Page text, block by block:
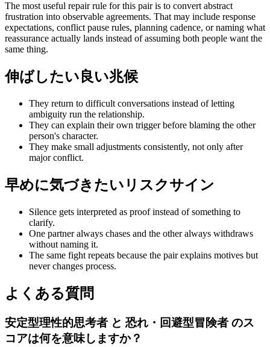
The most useful repair rule for this pair is to convert abstract
frustration into observable agreements. That may include response
expectations, conflict pause rules, planning cadence, or naming what
reassurance actually lands instead of assuming both people want the
same thing.
伸ばしたい良い兆候
They return to difficult conversations instead of letting
ambiguity run the relationship.
They can explain their own trigger before blaming the other
person's character.
They make small adjustments consistently, not only after
major conflict.
早めに気づきたいリスクサイン
Silence gets interpreted as proof instead of something to
clarify.
One partner always chases and the other always withdraws
without naming it.
The same fight repeats because the pair explains motives but
never changes process.
よくある質問
安定型理性的思考者 と 恐れ・回避型冒険者 のス
コアは何を意味しますか？